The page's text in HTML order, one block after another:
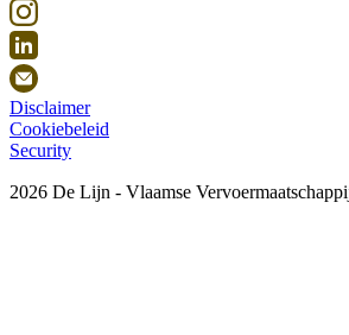
Disclaimer
Cookiebeleid
Security
2026 De Lijn - Vlaamse